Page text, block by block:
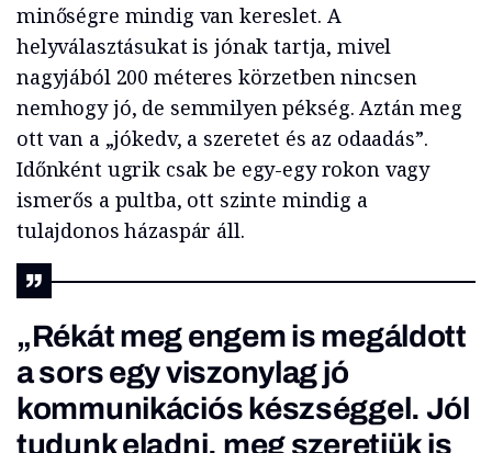
minőségre mindig van kereslet. A
helyválasztásukat is jónak tartja, mivel
nagyjából 200 méteres körzetben nincsen
nemhogy jó, de semmilyen pékség. Aztán meg
ott van a „jókedv, a szeretet és az odaadás”.
Időnként ugrik csak be egy-egy rokon vagy
ismerős a pultba, ott szinte mindig a
tulajdonos házaspár áll.
„Rékát meg engem is megáldott
a sors egy viszonylag jó
kommunikációs készséggel. Jól
tudunk eladni, meg szeretjük is